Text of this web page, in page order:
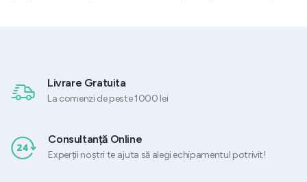
Livrare Gratuita
La comenzi de peste 1000 lei
Consultanță Online
Experții noștri te ajuta să alegi echipamentul potrivit!